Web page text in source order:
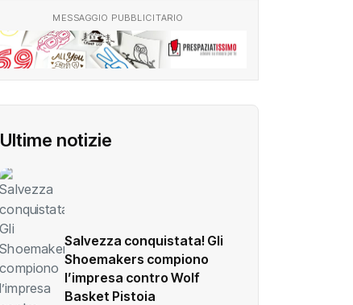
MESSAGGIO PUBBLICITARIO
Ultime notizie
Salvezza conquistata! Gli
Shoemakers compiono
l’impresa contro Wolf
Basket Pistoia